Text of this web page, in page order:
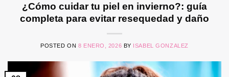
¿Cómo cuidar tu piel en invierno?: guía
completa para evitar resequedad y daño
POSTED ON 8 ENERO, 2026 BY ISABEL GONZALEZ